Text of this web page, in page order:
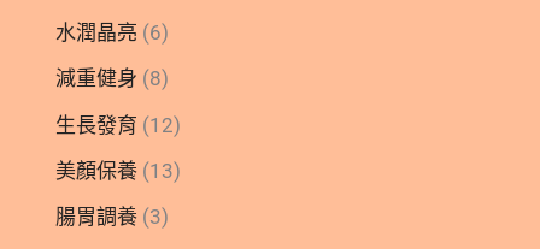
水潤晶亮 (6)
減重健身 (8)
生長發育 (12)
美顏保養 (13)
腸胃調養 (3)